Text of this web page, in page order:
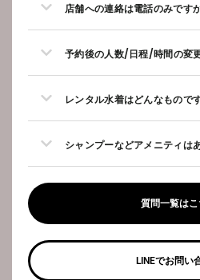
店舗への連絡は電話のみです
予約後の人数/日程/時間の変
レンタル水着はどんなもので
シャンプーなどアメニティは
質問一覧はこ
LINEでお問い